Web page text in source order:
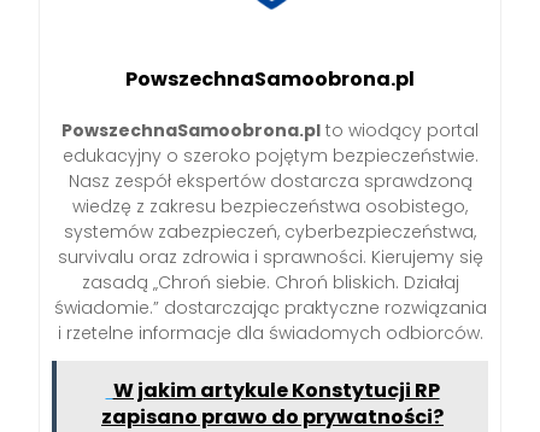
PowszechnaSamoobrona.pl
PowszechnaSamoobrona.pl to wiodący portal
edukacyjny o szeroko pojętym bezpieczeństwie.
Nasz zespół ekspertów dostarcza sprawdzoną
wiedzę z zakresu bezpieczeństwa osobistego,
systemów zabezpieczeń, cyberbezpieczeństwa,
survivalu oraz zdrowia i sprawności. Kierujemy się
zasadą „Chroń siebie. Chroń bliskich. Działaj
świadomie.” dostarczając praktyczne rozwiązania
i rzetelne informacje dla świadomych odbiorców.
W jakim artykule Konstytucji RP
zapisano prawo do prywatności?